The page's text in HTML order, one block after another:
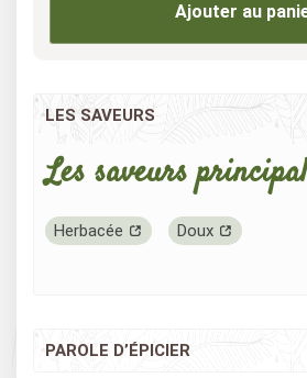
Ajouter au
LES SAVEURS
Les saveurs
Herbacée Doux
PAROLE D’ÉPICIER